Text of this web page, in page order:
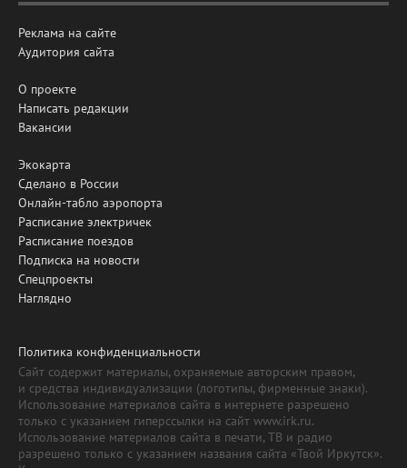
Реклама на сайте
Аудитория сайта
О проекте
Написать редакции
Вакансии
Экокарта
Сделано в России
Онлайн-табло аэропорта
Расписание электричек
Расписание поездов
Подписка на новости
Спецпроекты
Наглядно
Политика конфиденциальности
Сайт содержит материалы, охраняемые авторским правом,
и средства индивидуализации (логотипы, фирменные знаки).
Использование материалов сайта в интернете разрешено
только с указанием гиперссылки на сайт www.irk.ru.
Использование материалов сайта в печати, ТВ и радио
разрешено только с указанием названия сайта «Твой Иркутск».